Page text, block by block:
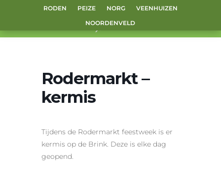
RODEN PEIZE NORG
VEENHUIZEN
NOORDENVELD
Rodermarkt –
kermis
Tijdens de Rodermarkt feestweek is er
kermis op de Brink. Deze is elke dag
geopend.